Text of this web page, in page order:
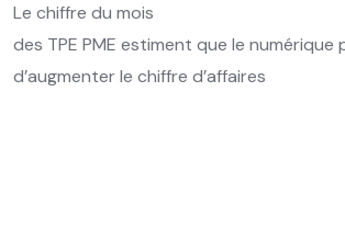
Le chiffre du mois
des TPE PME estiment que le numérique
d’augmenter le chiffre d’affaires